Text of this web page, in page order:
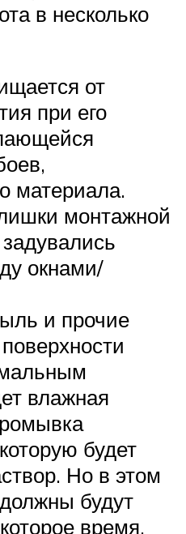
в несколько
от
при его
материала.
монтажной
окнами/
и прочие
влажная
будет
Но в этом
будут
время.